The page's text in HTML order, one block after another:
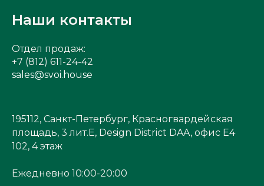
Наши контакты
Отдел продаж:
+7 (812) 611-24-42
sales@svoi.house
195112, Санкт-Петербург, Красногвардейская
площадь, 3 лит.Е, Design District DAA, офис Е4
102, 4 этаж
Ежедневно 10:00-20:00